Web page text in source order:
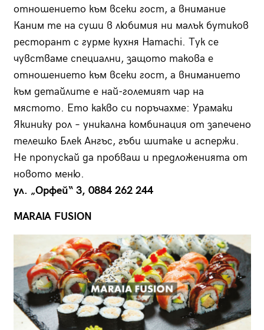
отношението към всеки гост, а внимание
Каним те на суши в любимия ни малък бутиков
ресторант с гурме кухня Hamachi. Тук се
чувстваме специални, защото такова е
отношението към всеки гост, а вниманието
към детайлите е най-големият чар на
мястото. Ето какво си поръчахме: Урамаки
Якинику рол – уникална комбинация от запечено
телешко Блек Ангъс, гъби шитаке и аспержи.
Не пропускай да пробваш и предложенията от
новото меню.
ул. „Орфей“ 3, 0884 262 244
MARAIA FUSION